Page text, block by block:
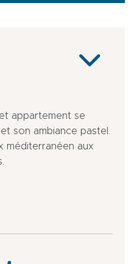
appartement se
son ambiance pastel.
méditerranéen aux